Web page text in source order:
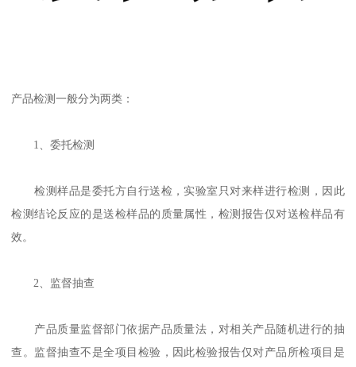
产品检测一般分为两类：
1、委托检测
检测样品是委托方自行送检，实验室只对来样进行检测，因此
检测结论反应的是送检样品的质量属性，检测报告仅对送检样品有
效。
2、监督抽查
产品质量监督部门依据产品质量法，对相关产品随机进行的抽
查。监督抽查不是全项目检验，因此检验报告仅对产品所检项目是